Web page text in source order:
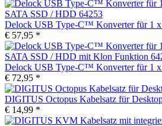
Delock USB Type-C™ Konverter für 1
€ 57,95 *
Delock USB Type-C™ Konverter für 1
€ 72,95 *
DIGITUS Octopus Kabelsatz für
€ 14,99 *